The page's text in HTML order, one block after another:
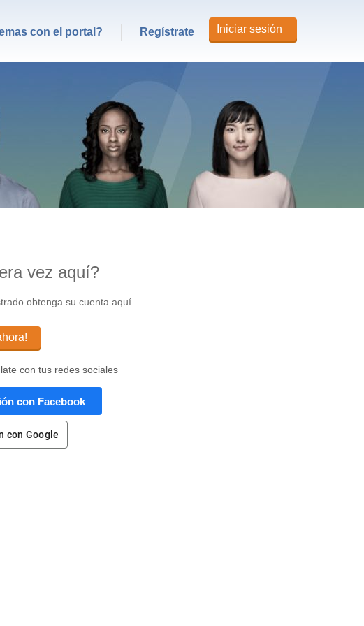
con el portal? Regístrate Iniciar sesión
vez aquí?
obtenga su cuenta aquí.
con tus redes sociales
con Facebook
con Google